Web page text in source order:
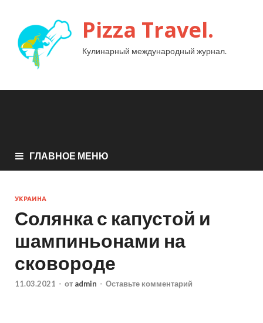
Pizza Travel.
Кулинарный международный журнал.
ГЛАВНОЕ МЕНЮ
УКРАИНА
Солянка с капустой и
шампиньонами на
сковороде
11.03.2021 - от admin - Оставьте комментарий